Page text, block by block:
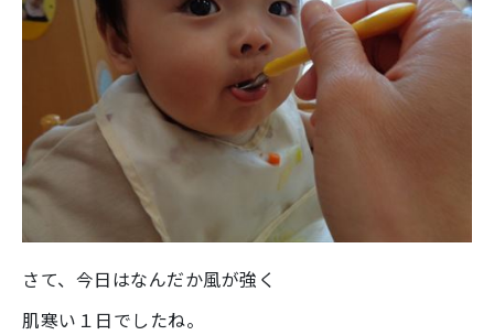
さて、今日はなんだか風が強く
肌寒い１日でしたね。